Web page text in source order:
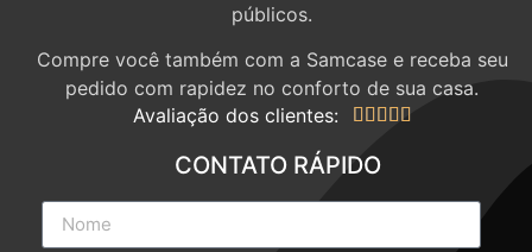
públicos.
Compre você também com a Samcase e receba seu
pedido com rapidez no conforto de sua casa.
Avaliação dos clientes:
    
CONTATO RÁPIDO